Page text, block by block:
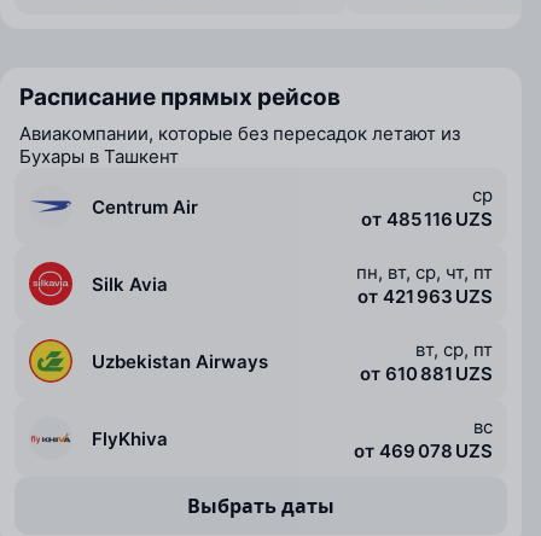
Расписание прямых рейсов
Авиакомпании, которые без пересадок летают из
Бухары в Ташкент
Centrum Air
ср
от 485 116 UZS
Silk Avia
пн, вт, ср, чт, пт
от 421 963 UZS
Uzbekistan Airways
вт, ср, пт
от 610 881 UZS
FlyKhiva
вс
от 469 078 UZS
Выбрать даты